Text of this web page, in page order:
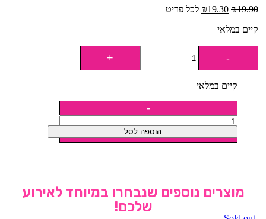
₪19.90
₪19.30
לכל פריט
קיים במלאי
קיים במלאי
הוספה לסל
מוצרים נוספים שנבחרו במיוחד לאירוע
שלכם!